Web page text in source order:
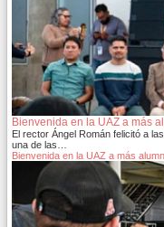
Bienvenida en la UAZ a más
El rector Ángel Román felicitó a
una de las…
Bienvenida en la UAZ a más